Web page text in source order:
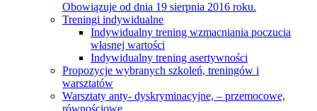
Obowiązuje od dnia 19 sierpnia 2016 roku.
Treningi indywidualne
Indywidualny trening wzmacniania poczucia
własnej wartości
Indywidualny trening asertywności
Propozycje wybranych szkoleń, treningów i
warsztatów
Warsztaty anty- dyskryminacyjne, – przemocowe,
równościowe